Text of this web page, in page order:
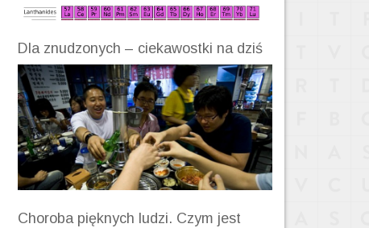
Dla znudzonych – ciekawostki na dziś
Choroba pięknych ludzi. Czym jest